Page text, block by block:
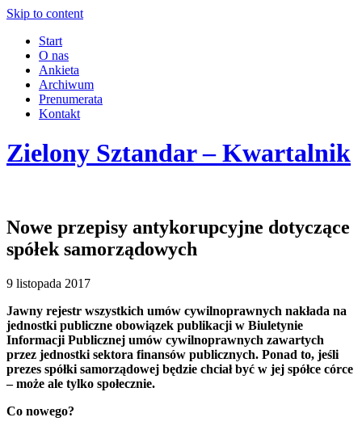
Skip to content
Start
O nas
Ankieta
Archiwum
Prenumerata
Kontakt
Zielony Sztandar – Kwartalnik
Nowe przepisy antykorupcyjne dotyczące
spółek samorządowych
9 listopada 2017
Jawny rejestr wszystkich umów cywilnoprawnych nakłada na
jednostki publiczne obowiązek publikacji w Biuletynie
Informacji Publicznej umów cywilnoprawnych zawartych
przez jednostki sektora finansów publicznych. Ponad to, jeśli
prezes spółki samorządowej będzie chciał być w jej spółce córce
– może ale tylko społecznie.
Co nowego?